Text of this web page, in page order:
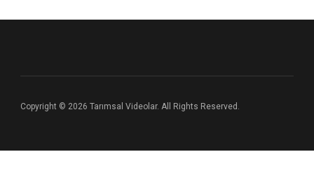
Copyright © 2026 Tarımsal Videolar. All Rights Reserved.